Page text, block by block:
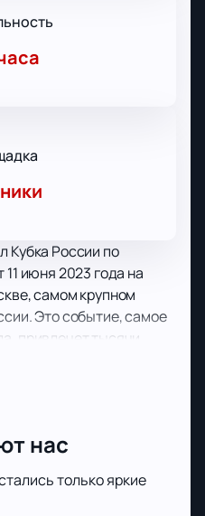
Кубка России по
июня 2023 года на
самом крупном
Это событие, самое
привлечет тысячи
свое
в Москве будет
команда России.
нас
только яркие